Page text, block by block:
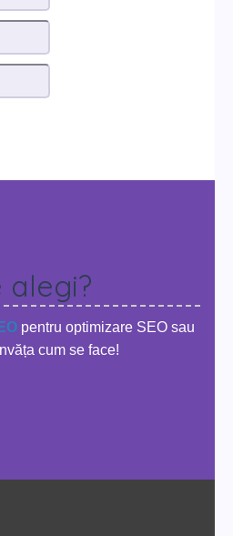
alegi?
pentru optimizare SEO sau
cum se face!